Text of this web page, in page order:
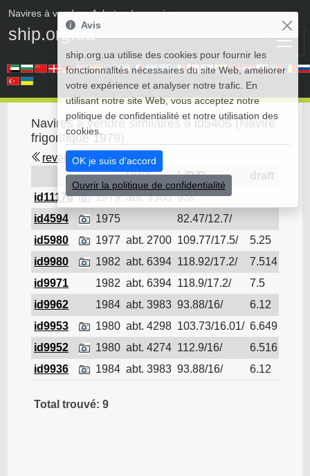
Navires à vendre• Acheter des navires
ship.org.ua
Navires à vendre similaires à id5406 (Navire
frigorifique 1979)
revenir en arrière
DWT
L/B/D
draft
id11176
1979 abt. 3500 93//
id4594
1975 82.47/12.7/
id5980
1977 abt. 2700 109.77/17.5/ 5.25
id9980
1982 abt. 6394 118.92/17.2/ 7.514
id9971
1982 abt. 6394 118.9/17.2/ 7.5
id9962
1984 abt. 3983 93.88/16/ 6.12
id9953
1980 abt. 4298 103.73/16.01/ 6.649
id9952
1980 abt. 4274 112.9/16/ 6.516
id9936
1984 abt. 3983 93.88/16/ 6.12
Total trouvé: 9
Avis
ship.org.ua utilise des cookies pour fournir les
fonctionnalités nécessaires du site Web, améliorer
votre expérience et analyser notre trafic. En
utilisant notre site Web, vous acceptez notre
politique de confidentialité et notre utilisation des
cookies.
OK je suis d'accord
Ouvrir la politique de confidentialité